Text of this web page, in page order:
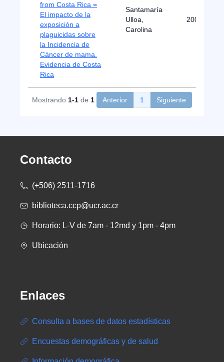
from Costa Rica =
El impacto de la
exposición a
plaguicidas sobre
la Incidencia de
Cáncer de mama.
Evidencia de Costa
Rica
Santamaría
Ulloa,
Carolina
2009
Mostrando 1-1 de 1 Anterior 1 Siguiente
Contacto
(+506) 2511-1716
biblioteca.ccp@ucr.ac.cr
Horario: L-V de 7am - 12md y 1pm - 4pm
Ubicación
Enlaces
Consulta a bases de datos estadísticas
Encuestas demográficas y de salud